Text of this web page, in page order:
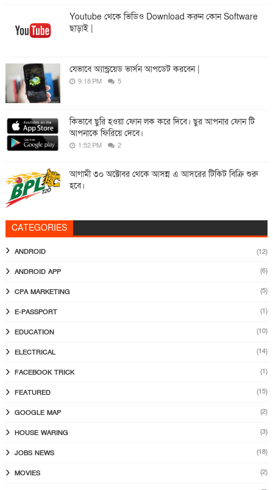
Youtube থেকে ভিডিও Download করুন কোন Software
ছাড়াই |
যেভাবে অ্যান্ড্রয়েড ভার্সন আপডেট করবেন |
9:18 PM 5
কিভাবে ছুরি হওয়া ফোন লক করে দিবে। ছুর আপনার ফোন টি
আপনাকে ফিরিয়ে দেবে।
1:52 PM 2
আগামী ৩০ অক্টোবর থেকে আসন্ন এ আসরের টিকিট বিক্রি শুরু
হবে।
CATEGORIES
ANDROID (12)
ANDROID APP (6)
CPA MARKETING (5)
E-PASSPORT (1)
EDUCATION (10)
ELECTRICAL (14)
FACEBOOK TRICK (1)
FEATURED (15)
GOOGLE MAP (2)
HOUSE WARING (3)
JOBS NEWS (18)
MOVIES (2)